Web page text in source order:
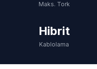
Maks. Tork
Hibrit
Kablolama